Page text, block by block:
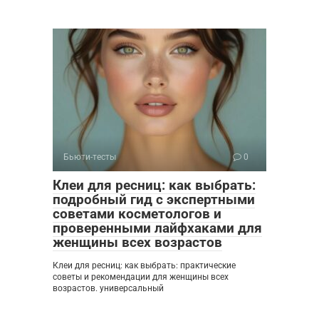
Бьюти-тесты 0
Клеи для ресниц: как выбрать:
подробный гид с экспертными
советами косметологов и
проверенными лайфхаками для
женщины всех возрастов
Клеи для ресниц: как выбрать: практические
советы и рекомендации для женщины всех
возрастов. универсальный